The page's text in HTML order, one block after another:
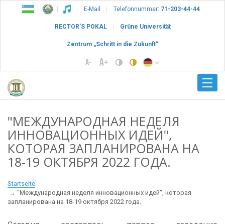
E-Mail Telefonnummer: 71-203-44-44
RECTOR’S POKAL Grüne Universität
Zentrum „Schritt in die Zukunft“
"МЕЖДУНАРОДНАЯ НЕДЕЛЯ
ИННОВАЦИОННЫХ ИДЕЙ",
КОТОРАЯ ЗАПЛАНИРОВАНА НА
18-19 ОКТЯБРЯ 2022 ГОДА.
Startseite
"Международная неделя инновационных идей", которая
запланирована на 18-19 октября 2022 года.